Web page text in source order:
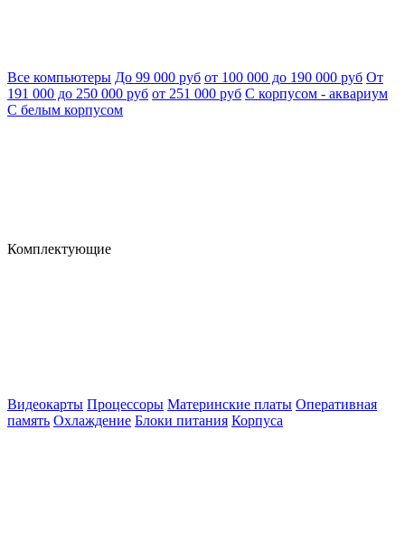
Все компьютеры До 99 000 руб от 100 000 до 190 000 руб От
191 000 до 250 000 руб от 251 000 руб С корпусом - аквариум
С белым корпусом
Комплектующие
Видеокарты Процессоры Материнские платы Оперативная
память Охлаждение Блоки питания Корпуса